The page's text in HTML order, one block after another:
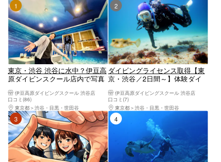
東京・渋谷 渋谷に水中？伊豆高
原ダイビンスクール店内で写真
伊豆高原ダイビングスクール 渋谷店
口コミ(86)
東京都
渋谷・目黒・世田谷
2位
ダイビングライセンス取得【東
京・渋谷／2日間～】体験ダイ
も受講可能です。）学割あり／
ランチ付き可／グループ参加可
／初心者要相談／宿泊案内あり
伊豆高原ダイビングスクール 渋谷店
口コミ(7)
東京都
渋谷・目黒・世田谷
3位